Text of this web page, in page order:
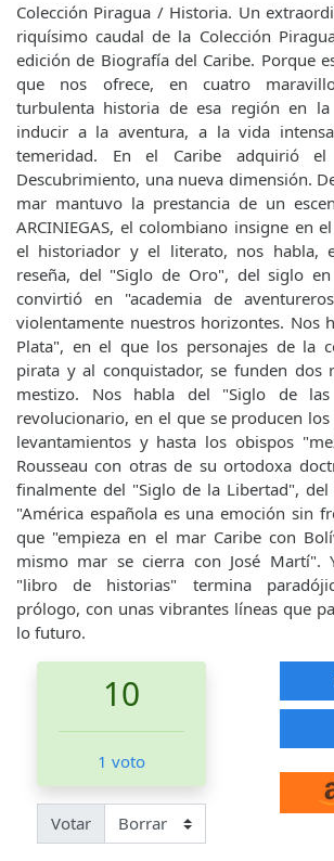
Colección Piragua / Historia. Un
riquísimo caudal de la Colección
edición de Biografía del Caribe. Porque
que nos ofrece, en cuatro
turbulenta historia de esa región en
inducir a la aventura, a la vida
temeridad. En el Caribe adquirió
Descubrimiento, una nueva dimensión.
mar mantuvo la prestancia de un
ARCINIEGAS, el colombiano insigne en
el historiador y el literato, nos habla,
reseña, del "Siglo de Oro", del siglo
convirtió en "academia de
violentamente nuestros horizontes. Nos
Plata", en el que los personajes de la
pirata y al conquistador, se funden dos
mestizo. Nos habla del "Siglo de
revolucionario, en el que se producen
levantamientos y hasta los obispos
Rousseau con otras de su ortodoxa
finalmente del "Siglo de la Libertad",
"América española es una emoción sin
que "empieza en el mar Caribe con
mismo mar se cierra con José Martí".
"libro de historias" termina
prólogo, con unas vibrantes líneas que
lo futuro.
10
1 voto
Votar